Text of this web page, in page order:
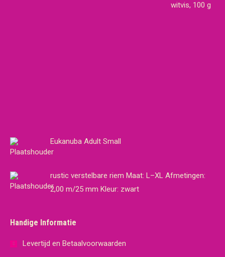
witvis, 100 g
Eukanuba Adult Small
rustic verstelbare riem Maat: L–XL Afmetingen:
2,00 m/25 mm Kleur: zwart
Handige Informatie
Levertijd en Betaalvoorwaarden